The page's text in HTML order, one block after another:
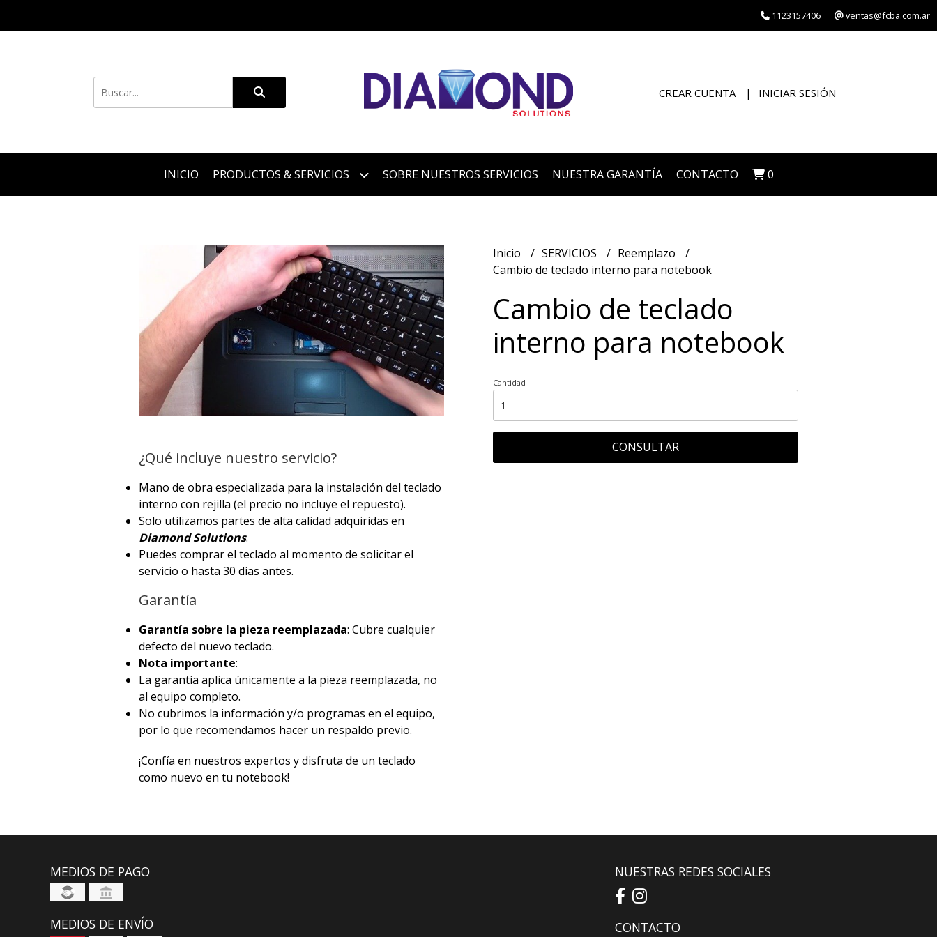
1123157406 ventas@fcba.com.ar
CREAR CUENTA INICIAR SESIÓN
INICIO PRODUCTOS & SERVICIOS SOBRE NUESTROS SERVICIOS NUESTRA GARANTÍA CONTACTO 0
¿Qué incluye nuestro servicio?
Mano de obra especializada para la instalación del teclado
interno con rejilla (el precio no incluye el repuesto).
Solo utilizamos partes de alta calidad adquiridas en
Diamond Solutions.
Puedes comprar el teclado al momento de solicitar el
servicio o hasta 30 días antes.
Garantía
Garantía sobre la pieza reemplazada: Cubre cualquier
defecto del nuevo teclado.
Nota importante:
La garantía aplica únicamente a la pieza reemplazada, no
al equipo completo.
No cubrimos la información y/o programas en el equipo,
por lo que recomendamos hacer un respaldo previo.
¡Confía en nuestros expertos y disfruta de un teclado
como nuevo en tu notebook!
Inicio SERVICIOS
Reemplazo
Cambio de teclado interno para notebook
Cambio de teclado
interno para notebook
Cantidad
CONSULTAR
MEDIOS DE PAGO
MEDIOS DE ENVÍO
NUESTRAS REDES SOCIALES
CONTACTO